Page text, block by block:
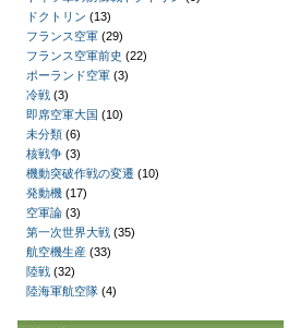
ドクトリン (13)
フランス空軍(29)
フランス空軍前史 (22)
ポーランド空軍(3)
冷戦(3)
即席空軍大国 (10)
未分類(6)
核戦争(3)
機動突破作戦の変遷 (10)
発動機(17)
空軍論(3)
第一次世界大戦(35)
航空機生産(33)
陸戦(32)
陸海軍航空隊(4)